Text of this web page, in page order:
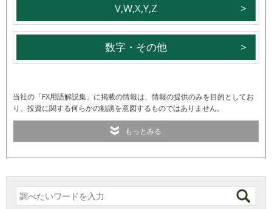
V,W,X,Y,Z
数字・その他
当社の「FX用語解説集」に掲載の情報は、情報の提供のみを目的としてお
り、投資に関する何らかの勧誘を意図するものではありません。
もっとみる